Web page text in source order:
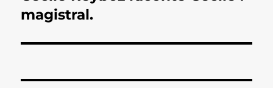
suivante :
magistral.